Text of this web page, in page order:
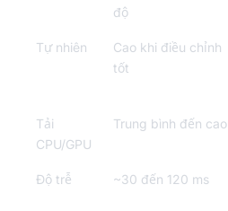
độ
Tự nhiên
Cao khi điều chỉnh
tốt
Tải
CPU/GPU
Trung bình đến cao
Độ trễ ~30 đến 120 ms